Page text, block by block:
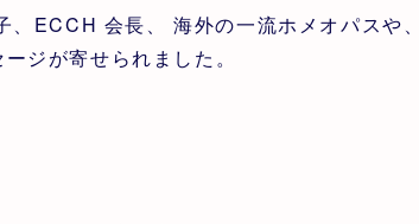
ECCH 会長、 海外の一流ホメオパスや
ジが寄せられました。